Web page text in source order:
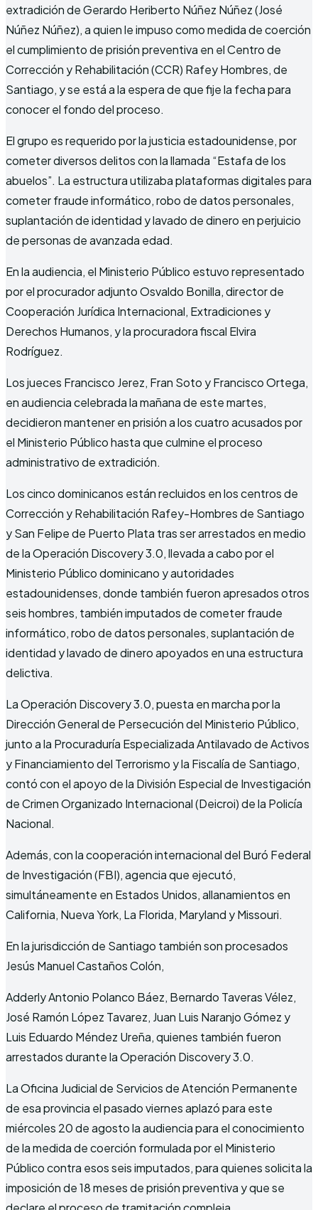
extradición de Gerardo Heriberto Núñez Núñez (José
Núñez Núñez), a quien le impuso como medida de coerción
el cumplimiento de prisión preventiva en el Centro de
Corrección y Rehabilitación (CCR) Rafey Hombres, de
Santiago, y se está a la espera de que fije la fecha para
conocer el fondo del proceso.
El grupo es requerido por la justicia estadounidense, por
cometer diversos delitos con la llamada “Estafa de los
abuelos”. La estructura utilizaba plataformas digitales para
cometer fraude informático, robo de datos personales,
suplantación de identidad y lavado de dinero en perjuicio
de personas de avanzada edad.
En la audiencia, el Ministerio Público estuvo representado
por el procurador adjunto Osvaldo Bonilla, director de
Cooperación Jurídica Internacional, Extradiciones y
Derechos Humanos, y la procuradora fiscal Elvira
Rodríguez.
Los jueces Francisco Jerez, Fran Soto y Francisco Ortega,
en audiencia celebrada la mañana de este martes,
decidieron mantener en prisión a los cuatro acusados por
el Ministerio Público hasta que culmine el proceso
administrativo de extradición.
Los cinco dominicanos están recluidos en los centros de
Corrección y Rehabilitación Rafey-Hombres de Santiago
y San Felipe de Puerto Plata tras ser arrestados en medio
de la Operación Discovery 3.0, llevada a cabo por el
Ministerio Público dominicano y autoridades
estadounidenses, donde también fueron apresados otros
seis hombres, también imputados de cometer fraude
informático, robo de datos personales, suplantación de
identidad y lavado de dinero apoyados en una estructura
delictiva.
La Operación Discovery 3.0, puesta en marcha por la
Dirección General de Persecución del Ministerio Público,
junto a la Procuraduría Especializada Antilavado de Activos
y Financiamiento del Terrorismo y la Fiscalía de Santiago,
contó con el apoyo de la División Especial de Investigación
de Crimen Organizado Internacional (Deicroi) de la Policía
Nacional.
Además, con la cooperación internacional del Buró Federal
de Investigación (FBI), agencia que ejecutó,
simultáneamente en Estados Unidos, allanamientos en
California, Nueva York, La Florida, Maryland y Missouri.
En la jurisdicción de Santiago también son procesados
Jesús Manuel Castaños Colón,
Adderly Antonio Polanco Báez, Bernardo Taveras Vélez,
José Ramón López Tavarez, Juan Luis Naranjo Gómez y
Luis Eduardo Méndez Ureña, quienes también fueron
arrestados durante la Operación Discovery 3.0.
La Oficina Judicial de Servicios de Atención Permanente
de esa provincia el pasado viernes aplazó para este
miércoles 20 de agosto la audiencia para el conocimiento
de la medida de coerción formulada por el Ministerio
Público contra esos seis imputados, para quienes solicita la
imposición de 18 meses de prisión preventiva y que se